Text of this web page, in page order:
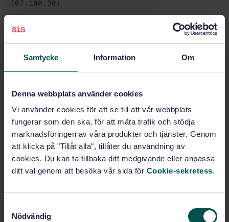
Samtycke Information Om
Denna webbplats använder cookies
Vi använder cookies för att se till att vår webbplats
fungerar som den ska, för att mäta trafik och stödja
marknadsföringen av våra produkter och tjänster. Genom
att klicka på "Tillåt alla", tillåter du användning av
cookies. Du kan ta tillbaka ditt medgivande eller anpassa
ditt val genom att besöka vår sida för Cookie-sekretess.
Nödvändig
(07.100.30)
Köp denna standard
Mikrobiologi i livsmedelskedjan - Provberedning,
initial suspension och decimala utspädningar för
för beredning av kött och köttprodukter (ISO 6887-
2:2017)
Prenumerera på standarden - Läs mer
PDF